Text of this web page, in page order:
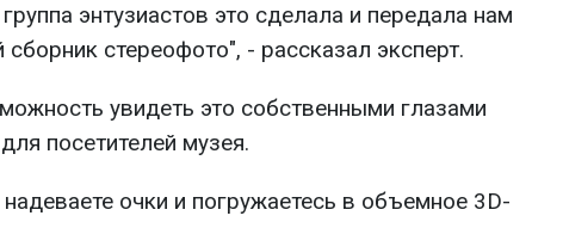
энтузиастов это сделала и передала нам
сборник стереофото", - рассказал эксперт.
увидеть это собственными глазами
посетителей музея.
очки и погружаетесь в объемное 3D-